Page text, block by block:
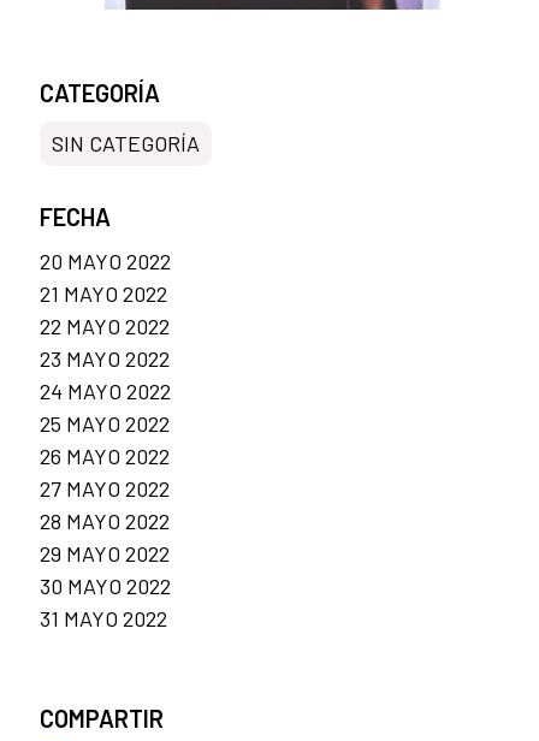
CATEGORÍA
SIN CATEGORÍA
FECHA
20 MAYO 2022
21 MAYO 2022
22 MAYO 2022
23 MAYO 2022
24 MAYO 2022
25 MAYO 2022
26 MAYO 2022
27 MAYO 2022
28 MAYO 2022
29 MAYO 2022
30 MAYO 2022
31 MAYO 2022
COMPARTIR